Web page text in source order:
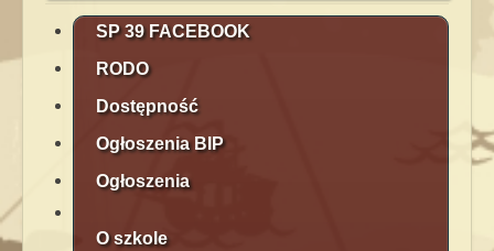
Aktualności Obiady Plan lekcji
Terminarz
SP 39 FACEBOOK
RODO
Dostępność
Ogłoszenia BIP
Ogłoszenia
O szkole